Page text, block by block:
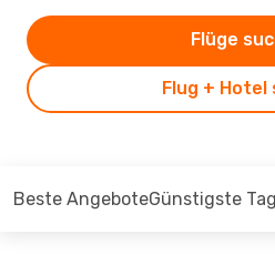
Flug + Hotel
Flüge
Beste AngeboteGünstigste